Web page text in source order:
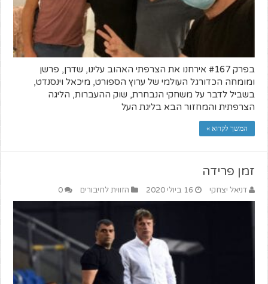
בפרק #167 אירחנו את הצרפתי האהוב עלינו, שדרן, פרשן
ומומחה הכדורגל העולמי של ערוץ הספורט, מיכאל וינסנדט,
בשביל לדבר על משחקי הנבחרת, שוק ההעברות, הליגה
הצרפתית והמחזור הבא בליגת העל
המשך לקרוא »
זמן פרידה
דניאל יצחקי 16 ביולי 2020 הזווית לחיבורים 0